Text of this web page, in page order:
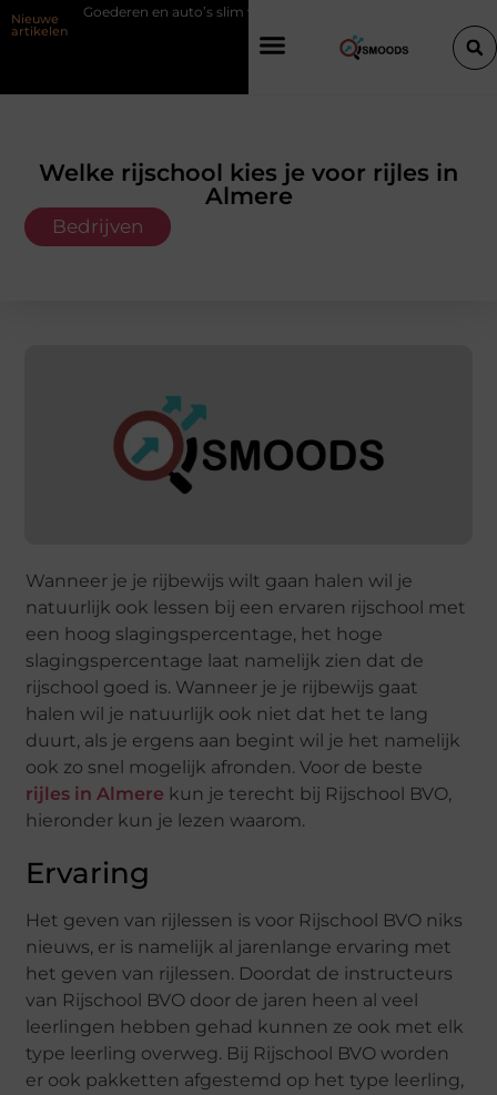
Nieuwe
artikelen
en auto’s slim verplaatsen met twee liften naast elkaar
Welke rijschool kies je voor rijles in
Almere
Bedrijven
Wanneer je je rijbewijs wilt gaan halen wil je
natuurlijk ook lessen bij een ervaren rijschool met
een hoog slagingspercentage, het hoge
slagingspercentage laat namelijk zien dat de
rijschool goed is. Wanneer je je rijbewijs gaat
halen wil je natuurlijk ook niet dat het te lang
duurt, als je ergens aan begint wil je het namelijk
ook zo snel mogelijk afronden. Voor de beste
rijles in Almere kun je terecht bij Rijschool BVO,
hieronder kun je lezen waarom.
Ervaring
Het geven van rijlessen is voor Rijschool BVO niks
nieuws, er is namelijk al jarenlange ervaring met
het geven van rijlessen. Doordat de instructeurs
van Rijschool BVO door de jaren heen al veel
leerlingen hebben gehad kunnen ze ook met elk
type leerling overweg. Bij Rijschool BVO worden
er ook pakketten afgestemd op het type leerling,